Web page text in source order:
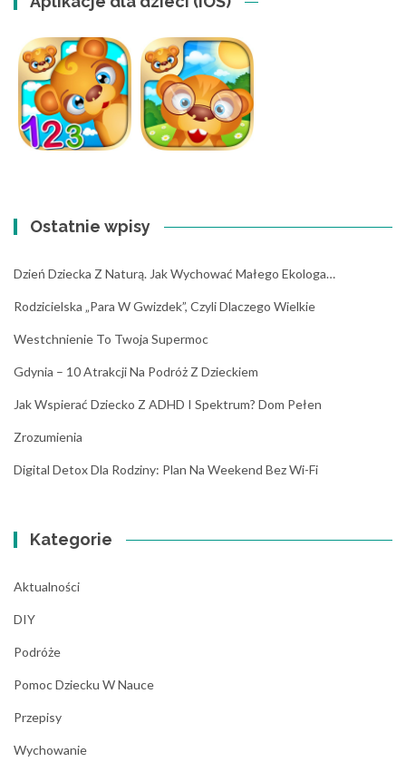
Ostatnie wpisy
Dzień Dziecka Z Naturą. Jak Wychować Małego Ekologa…
Rodzicielska „para W Gwizdek”, Czyli Dlaczego Wielkie
Westchnienie To Twoja Supermoc
Gdynia – 10 Atrakcji Na Podróż Z Dzieckiem
Jak Wspierać Dziecko Z ADHD I Spektrum? Dom Pełen
Zrozumienia
Digital Detox Dla Rodziny: Plan Na Weekend Bez Wi-Fi
Kategorie
Aktualności
DIY
Podróże
Pomoc Dziecku W Nauce
Przepisy
Wychowanie